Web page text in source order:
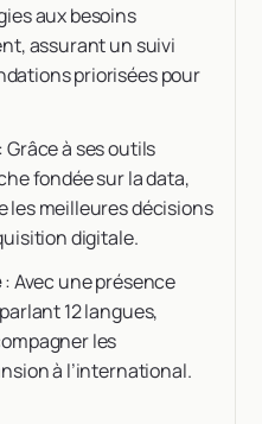
aux besoins
assurant un suivi
priorisées pour
Grâce à ses outils
fondée sur la data,
les meilleures décisions
digitale.
: Avec une présence
12 langues,
les
à l’international.